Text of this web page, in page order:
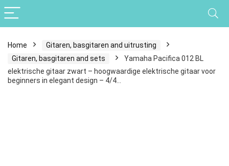
Home
Gitaren, basgitaren and uitrusting
Gitaren, basgitaren and sets
Yamaha Pacifica 012 BL
elektrische gitaar zwart – hoogwaardige elektrische gitaar voor
beginners in elegant design – 4/4…